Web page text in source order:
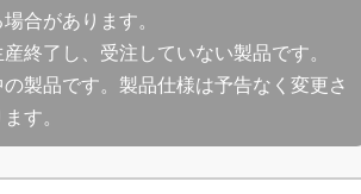
合があります。
終了し、受注していない製品です。
製品です。製品仕様は予告なく変更さ
す。